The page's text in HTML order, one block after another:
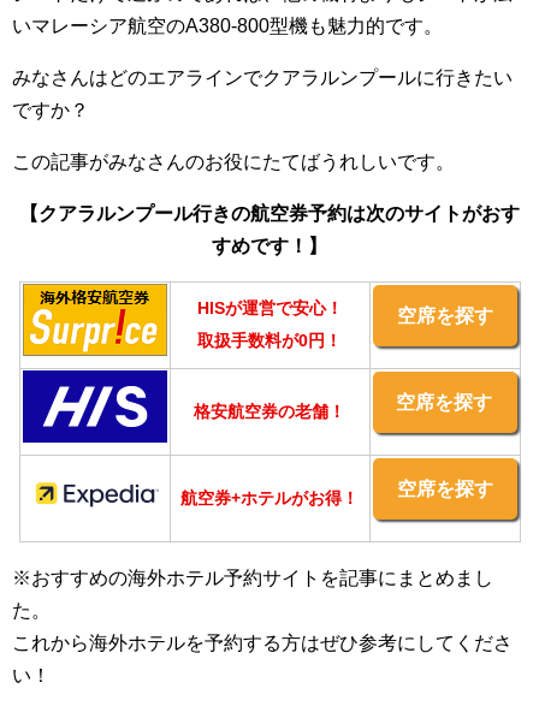
いマレーシア航空のA380-800型機も魅力的です。
みなさんはどのエアラインでクアラルンプールに行きたい
ですか？
この記事がみなさんのお役にたてばうれしいです。
【クアラルンプール行きの航空券予約は次のサイトがおす
すめです！】
HISが運営で安心！
取扱手数料が0円！
空席を探す
格安航空券の老舗！ 空席を探す
航空券+ホテルがお得！ 空席を探す
※おすすめの海外ホテル予約サイトを記事にまとめまし
た。
これから海外ホテルを予約する方はぜひ参考にしてくださ
い！